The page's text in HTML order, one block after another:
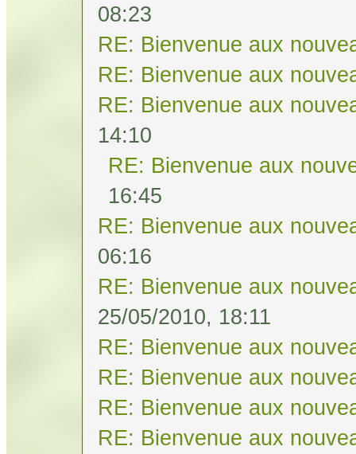
08:23
RE: Bienvenue aux
RE: Bienvenue aux
RE: Bienvenue aux
14:10
RE: Bienvenue aux
16:45
RE: Bienvenue aux
06:16
RE: Bienvenue aux
25/05/2010, 18:11
RE: Bienvenue aux
RE: Bienvenue aux
RE: Bienvenue aux
RE: Bienvenue aux